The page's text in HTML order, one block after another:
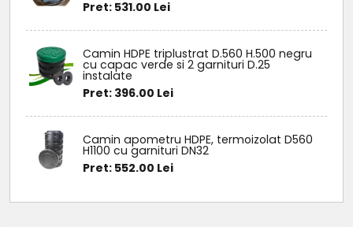
Pret: 531.00 Lei
Camin HDPE triplustrat D.560 H.500 negru
cu capac verde si 2 garnituri D.25
instalate
Pret: 396.00 Lei
Camin apometru HDPE, termoizolat D560
H1100 cu garnituri DN32
Pret: 552.00 Lei